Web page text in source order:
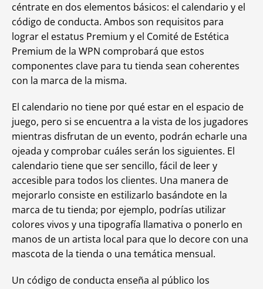
céntrate en dos elementos básicos: el calendario y el
código de conducta. Ambos son requisitos para
lograr el estatus Premium y el Comité de Estética
Premium de la WPN comprobará que estos
componentes clave para tu tienda sean coherentes
con la marca de la misma.
El calendario no tiene por qué estar en el espacio de
juego, pero si se encuentra a la vista de los jugadores
mientras disfrutan de un evento, podrán echarle una
ojeada y comprobar cuáles serán los siguientes. El
calendario tiene que ser sencillo, fácil de leer y
accesible para todos los clientes. Una manera de
mejorarlo consiste en estilizarlo basándote en la
marca de tu tienda; por ejemplo, podrías utilizar
colores vivos y una tipografía llamativa o ponerlo en
manos de un artista local para que lo decore con una
mascota de la tienda o una temática mensual.
Un código de conducta enseña al público los